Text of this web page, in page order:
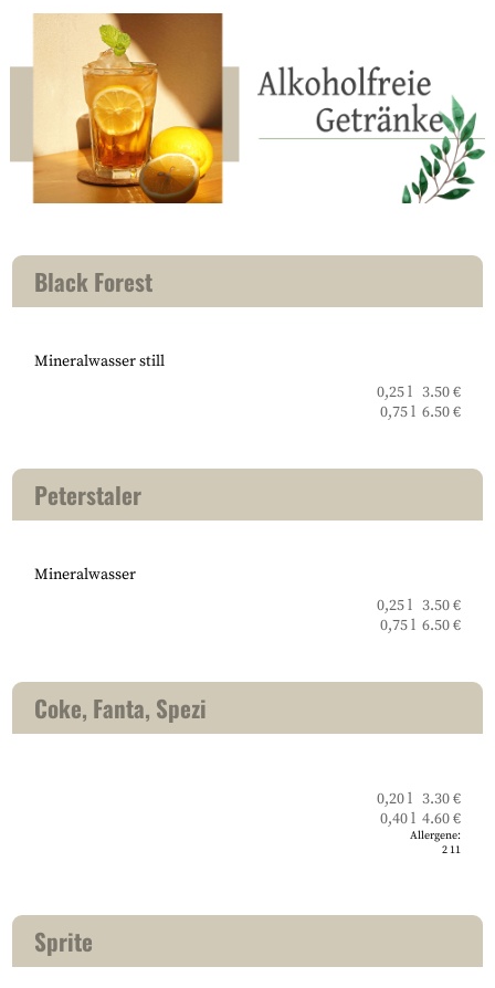
Black Forest
Mineralwasser still
0,25 l 3.50 €
0,75 l 6.50 €
Peterstaler
Mineralwasser
0,25 l 3.50 €
0,75 l 6.50 €
Coke, Fanta, Spezi
0,20 l 3.30 €
0,40 l 4.60 €
Allergene:
211
Sprite